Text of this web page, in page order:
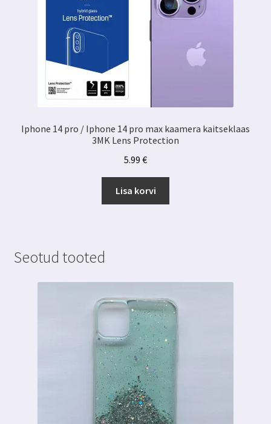
Iphone 14 pro / Iphone 14 pro max kaamera kaitseklaas
3MK Lens Protection
5.99 €
Lisa korvi
Seotud tooted